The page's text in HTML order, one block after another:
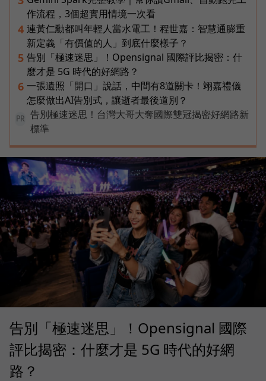
作流程，3個超實用情境一次看
4 連黃仁勳都叫年輕人當水電工！程世嘉：智慧通膨重
新定義「有價值的人」到底什麼樣子？
5 告別「極速迷思」！Opensignal 國際評比揭密：什
麼才是 5G 時代的好網路？
6 一張遺照「開口」說話，中間有8道關卡！翊嘉禮儀
怎麼做出AI告別式，讓逝者最後道別？
PR
告別極速迷思！台灣大哥大奪國際雙冠揭密好網路新
標準
告別「極速迷思」！Opensignal 國際
評比揭密：什麼才是 5G 時代的好網
路？